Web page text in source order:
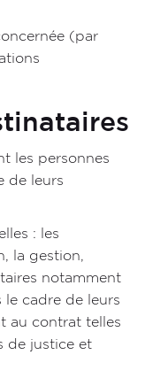
(par
les personnes
de leurs
: les
la gestion,
notamment
cadre de leurs
au contrat telles
de justice et